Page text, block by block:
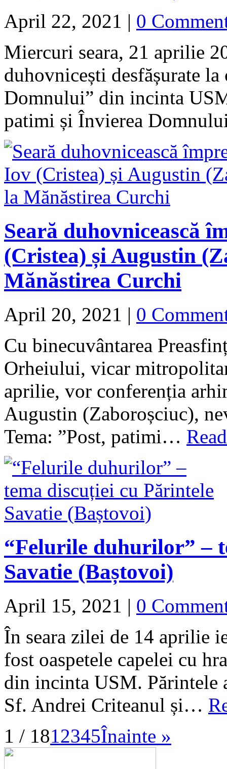
April 22, 2021 | 0
Miercuri seara, 21 aprilie
duhovnicești desfășurate
Domnului” din incinta
patimi și Învierea
Seară duhovnicească
(Cristea) și Augustin
Mănăstirea Curchi
April 20, 2021 | 0
Cu binecuvântarea
Orheiului, vicar
aprilie, vor conferenția
Augustin (Zaboroșciuc),
Tema: ”Post, patimi…
“Felurile duhurilor” –
Savatie (Baștovoi)
April 15, 2021 | 0
În seara zilei de 14 aprilie
fost oaspetele capelei cu
din incinta USM. Părintele
Sf. Andrei Criteanul și…
1 / 1812345Înainte »